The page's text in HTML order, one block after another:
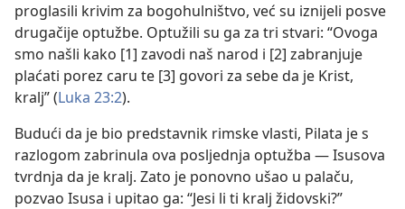
proglasili krivim za bogohulništvo, već su iznijeli posve
drugačije optužbe. Optužili su ga za tri stvari: “Ovoga
smo našli kako [1] zavodi naš narod i [2] zabranjuje
plaćati porez caru te [3] govori za sebe da je Krist,
kralj” (Luka 23:2).
Budući da je bio predstavnik rimske vlasti, Pilata je s
razlogom zabrinula ova posljednja optužba — Isusova
tvrdnja da je kralj. Zato je ponovno ušao u palaču,
pozvao Isusa i upitao ga: “Jesi li ti kralj židovski?”